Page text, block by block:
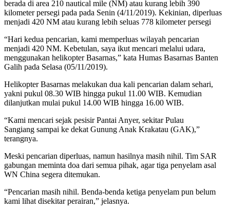
berada di area 210 nautical mile (NM) atau kurang lebih 390
kilometer persegi pada pada Senin (4/11/2019). Kekinian, diperluas
menjadi 420 NM atau kurang lebih seluas 778 kilometer persegi
“Hari kedua pencarian, kami memperluas wilayah pencarian
menjadi 420 NM. Kebetulan, saya ikut mencari melalui udara,
menggunakan helikopter Basarnas,” kata Humas Basarnas Banten
Galih pada Selasa (05/11/2019).
Helikopter Basarnas melakukan dua kali pencarian dalam sehari,
yakni pukul 08.30 WIB hingga pukul 11.00 WIB. Kemudian
dilanjutkan mulai pukul 14.00 WIB hingga 16.00 WIB.
“Kami mencari sejak pesisir Pantai Anyer, sekitar Pulau
Sangiang sampai ke dekat Gunung Anak Krakatau (GAK),”
terangnya.
Meski pencarian diperluas, namun hasilnya masih nihil. Tim SAR
gabungan meminta doa dari semua pihak, agar tiga penyelam asal
WN China segera ditemukan.
“Pencarian masih nihil. Benda-benda ketiga penyelam pun belum
kami lihat disekitar perairan,” jelasnya.